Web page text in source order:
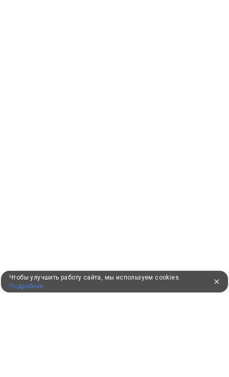
Чтобы улучшить работу сайта, мы используем cookies.
Подробнее